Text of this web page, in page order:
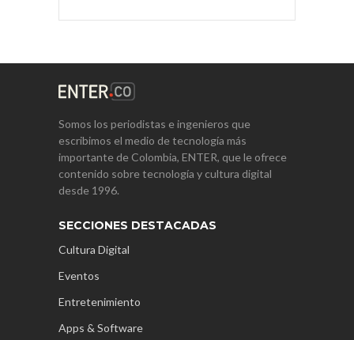
Somos los periodistas e ingenieros que
escribimos el medio de tecnología más
importante de Colombia, ENTER, que le ofrece
contenido sobre tecnología y cultura digital
desde 1996.
SECCIONES DESTACADAS
Cultura Digital
Eventos
Entretenimiento
Apps & Software